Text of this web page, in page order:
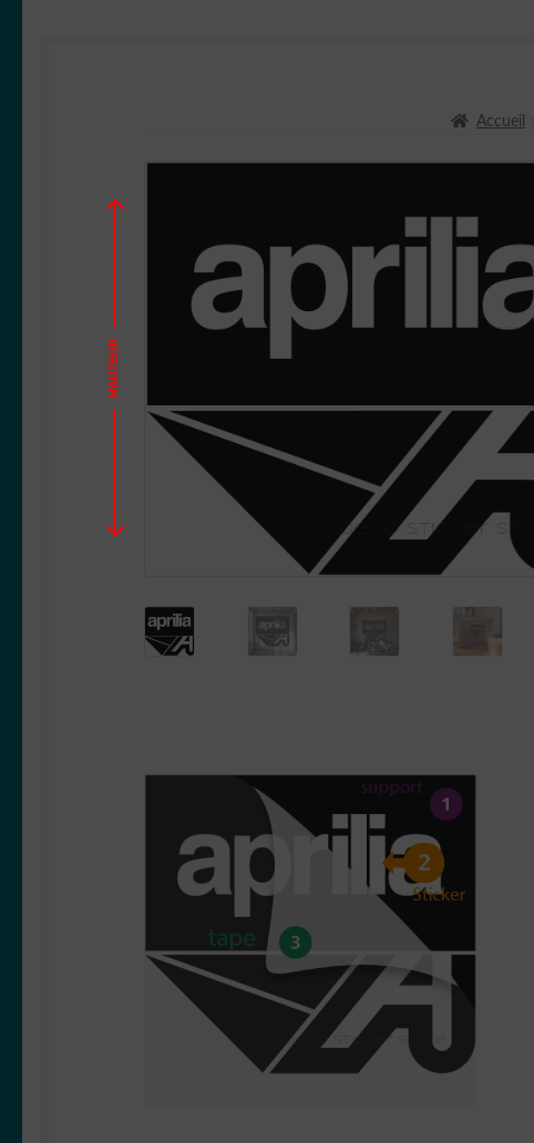
Accueil
HAUTEUR